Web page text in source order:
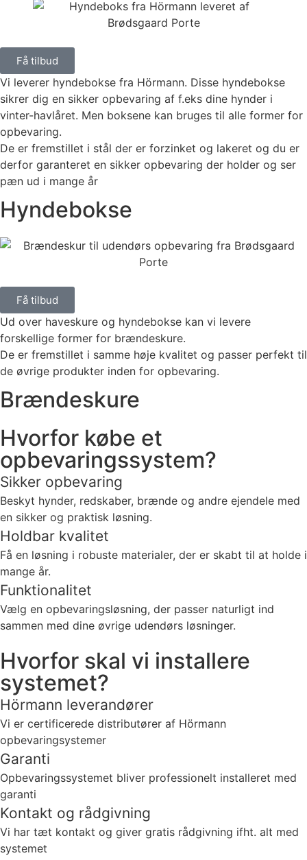
Få tilbud
Vi leverer hyndebokse fra Hörmann. Disse hyndebokse
sikrer dig en sikker opbevaring af f.eks dine hynder i
vinter-havlåret. Men boksene kan bruges til alle former for
opbevaring.
De er fremstillet i stål der er forzinket og lakeret og du er
derfor garanteret en sikker opbevaring der holder og ser
pæn ud i mange år
Hyndebokse
Få tilbud
Ud over haveskure og hyndebokse kan vi levere
forskellige former for brændeskure.
De er fremstillet i samme høje kvalitet og passer perfekt til
de øvrige produkter inden for opbevaring.
Brændeskure
Hvorfor købe et
opbevaringssystem?
Sikker opbevaring
Beskyt hynder, redskaber, brænde og andre ejendele med
en sikker og praktisk løsning.
Holdbar kvalitet
Få en løsning i robuste materialer, der er skabt til at holde i
mange år.
Funktionalitet
Vælg en opbevaringsløsning, der passer naturligt ind
sammen med dine øvrige udendørs løsninger.
Hvorfor skal vi installere
systemet?
Hörmann leverandører
Vi er certificerede distributører af Hörmann
opbevaringsystemer
Garanti
Opbevaringssystemet bliver professionelt installeret med
garanti
Kontakt og rådgivning
Vi har tæt kontakt og giver gratis rådgivning ifht. alt med
systemet